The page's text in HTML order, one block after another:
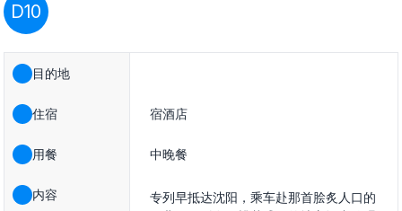
D10
目的地
住宿 宿酒店
用餐 中晚餐
内容
专列早抵达沈阳，乘车赴那首脍炙人口的